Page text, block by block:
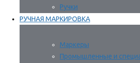
Ручки
РУЧНАЯ МАРКИРОВКА
Маркеры
Промышленные и